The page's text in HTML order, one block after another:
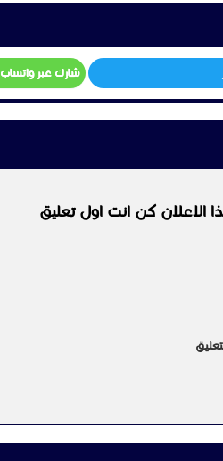
شارك عبر واتساب
الاعلان كن انت اول تعليق